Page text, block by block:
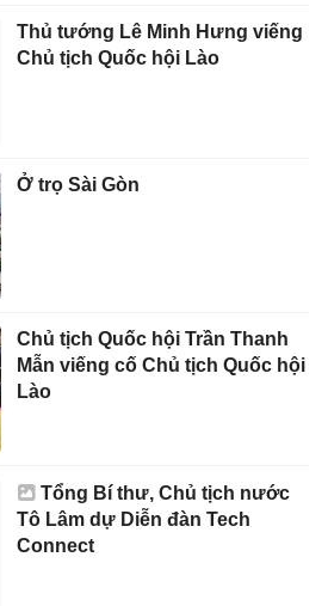
Thủ tướng Lê Minh Hưng viếng
Chủ tịch Quốc hội Lào
Ở trọ Sài Gòn
Chủ tịch Quốc hội Trần Thanh
Mẫn viếng cố Chủ tịch Quốc hội
Lào
Tổng Bí thư, Chủ tịch nước
Tô Lâm dự Diễn đàn Tech
Connect